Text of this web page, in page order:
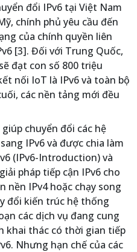
đổi IPv6 tại Việt Nam
chính phủ yêu cầu đến
của chính quyền liên
[3]. Đối với Trung Quốc,
đạt con số 800 triệu
nối IoT là IPv6 và toàn bộ
các nền tảng mới đều
chuyển đổi các hệ
IPv6 và được chia làm
(IPv6-Introduction) và
pháp tiếp cận IPv6 cho
nền IPv4 hoặc chạy song
đổi kiến trúc hệ thống
các dịch vụ đang cung
khai thác có thời gian tiếp
Nhưng hạn chế của các